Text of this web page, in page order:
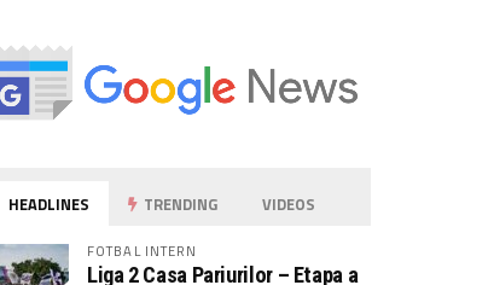
HEADLINES TRENDING VIDEOS
FOTBAL INTERN
Liga 2 Casa Pariurilor – Etapa a